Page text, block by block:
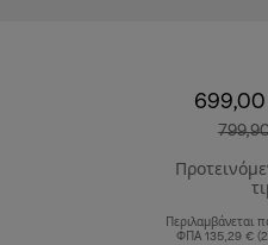
Περιλαμβάνεται
ΦΠΑ 135,29 €